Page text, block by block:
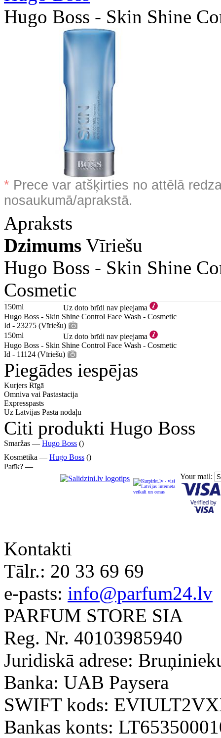
Hugo Boss - Skin Shine
* Prece var atšķirties no attēlā
nosaukumā/aprakstā.
Apraksts
Dzimums Vīriešu
Hugo Boss - Skin Shine
Cosmetic
150ml
Uz doto brīdi nav pieejama
Hugo Boss - Skin Shine Control Face Wash - Cosmetic
Id - 23275 (Vīriešu)
150ml
Uz doto brīdi nav pieejama
Hugo Boss - Skin Shine Control Face Wash - Cosmetic
Id - 11124 (Vīriešu)
Piegādes iespējas
Kurjers Rīgā
Omniva vai Pastastacija
Expresspasts
Uz Latvijas Pasta nodaļu
Citi produkti Hugo Boss
Smaržas — Hugo Boss ()
Kosmētika — Hugo Boss ()
Patīk? —
Your mail:
Kontakti
Tālr.: 20 33 69 69
e-pasts: info@parfum24.lv
PARFUM STORE SIA
Reg. Nr. 40103985940
Juridiskā adrese:
Banka: UAB Paysera
SWIFT kods:
Bankas konts: